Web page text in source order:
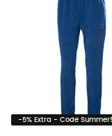
-5% Extra - Code